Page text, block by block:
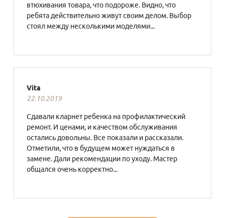
втюхивания товара, что подороже. Видно, что
ребята действительно живут своим делом. Выбор
стоял между несколькими моделями...
Vita
22.10.2019
Сдавали кларнет ребенка на профилактический
ремонт. И ценами, и качеством обслуживания
остались довольны. Все показали и рассказали.
Отметили, что в будущем может нуждаться в
замене. Дали рекомендации по уходу. Мастер
общался очень корректно...